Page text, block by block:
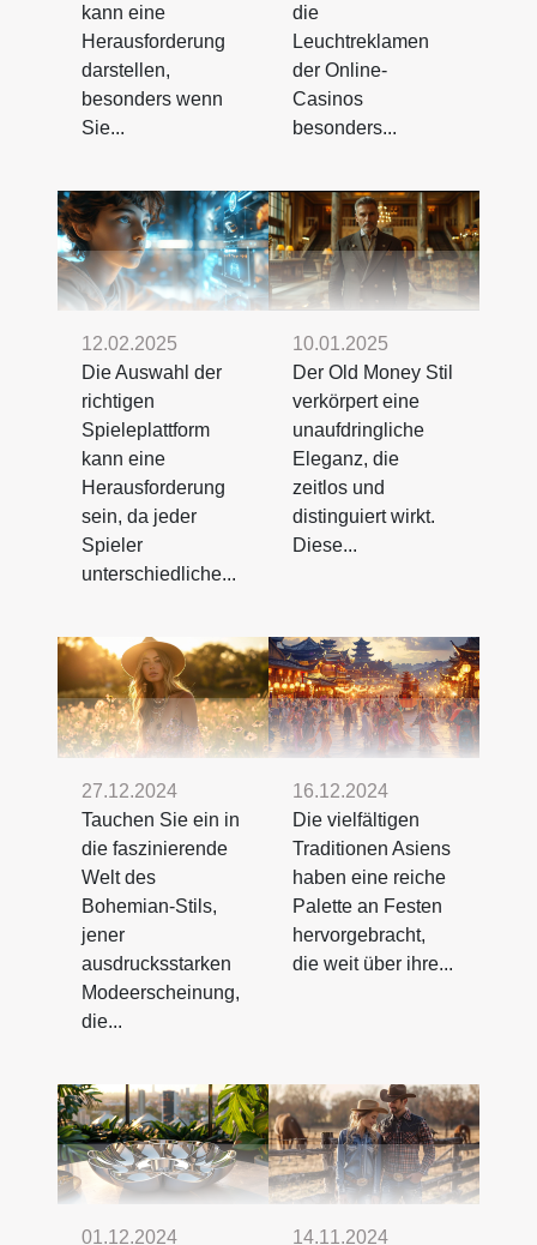
kann eine
Herausforderung
darstellen,
besonders wenn
Sie...
die
Leuchtreklamen
der Online-
Casinos
besonders...
12.02.2025
Die Auswahl der
richtigen
Spieleplattform
kann eine
Herausforderung
sein, da jeder
Spieler
unterschiedliche...
10.01.2025
Der Old Money Stil
verkörpert eine
unaufdringliche
Eleganz, die
zeitlos und
distinguiert wirkt.
Diese...
27.12.2024
Tauchen Sie ein in
die faszinierende
Welt des
Bohemian-Stils,
jener
ausdrucksstarken
Modeerscheinung,
die...
16.12.2024
Die vielfältigen
Traditionen Asiens
haben eine reiche
Palette an Festen
hervorgebracht,
die weit über ihre...
01.12.2024 14.11.2024